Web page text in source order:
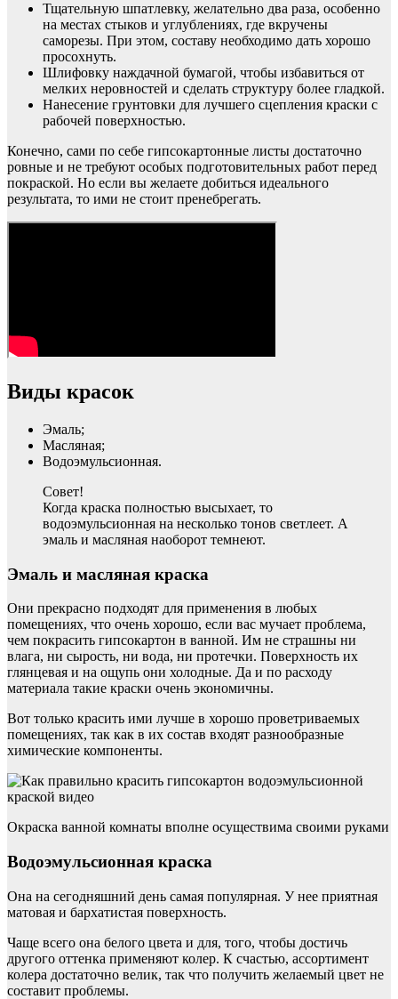
Тщательную шпатлевку, желательно два раза, особенно
на местах стыков и углублениях, где вкручены
саморезы. При этом, составу необходимо дать хорошо
просохнуть.
Шлифовку наждачной бумагой, чтобы избавиться от
мелких неровностей и сделать структуру более гладкой.
Нанесение грунтовки для лучшего сцепления краски с
рабочей поверхностью.
Конечно, сами по себе гипсокартонные листы достаточно
ровные и не требуют особых подготовительных работ перед
покраской. Но если вы желаете добиться идеального
результата, то ими не стоит пренебрегать.
Виды красок
Эмаль;
Масляная;
Водоэмульсионная.
Совет!
Когда краска полностью высыхает, то
водоэмульсионная на несколько тонов светлеет. А
эмаль и масляная наоборот темнеют.
Эмаль и масляная краска
Они прекрасно подходят для применения в любых
помещениях, что очень хорошо, если вас мучает проблема,
чем покрасить гипсокартон в ванной. Им не страшны ни
влага, ни сырость, ни вода, ни протечки. Поверхность их
глянцевая и на ощупь они холодные. Да и по расходу
материала такие краски очень экономичны.
Вот только красить ими лучше в хорошо проветриваемых
помещениях, так как в их состав входят разнообразные
химические компоненты.
Окраска ванной комнаты вполне осуществима своими руками
Водоэмульсионная краска
Она на сегодняшний день самая популярная. У нее приятная
матовая и бархатистая поверхность.
Чаще всего она белого цвета и для, того, чтобы достичь
другого оттенка применяют колер. К счастью, ассортимент
колера достаточно велик, так что получить желаемый цвет не
составит проблемы.